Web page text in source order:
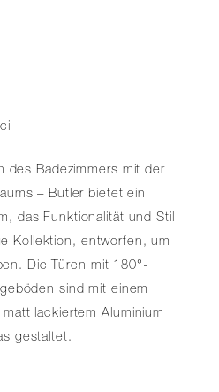
des Badezimmers mit der
– Butler bietet ein
das Funktionalität und Stil
Kollektion, entworfen, um
Die Türen mit 180°-
sind mit einem
lackiertem Aluminium
gestaltet.